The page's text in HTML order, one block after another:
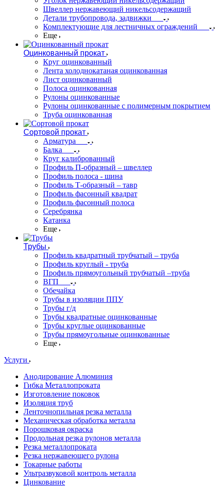
Швеллер нержавеющий никельсодержащий
Детали трубопровода, задвижки
Комплектующие для лестничных ограждений
Еще
Оцинкованный прокат
Круг оцинкованный
Лента холоднокатаная оцинкованная
Лист оцинкованный
Полоса оцинкованная
Рулоны оцинкованные
Рулоны оцинкованные с полимерным покрытием
Труба оцинкованная
Сортовой прокат
Арматура
Балка
Круг калиброванный
Профиль П-образный – швеллер
Профиль полоса - шина
Профиль Т-образный – тавр
Профиль фасонный квадрат
Профиль фасонный полоса
Серебрянка
Катанка
Еще
Трубы
Профиль квадратный трубчатый – труба
Профиль круглый - труба
Профиль прямоугольный трубчатый –труба
ВГП
Обечайка
Трубы в изоляции ППУ
Трубы г/д
Трубы квадратные оцинкованные
Трубы круглые оцинкованные
Трубы прямоугольные оцинкованные
Еще
Услуги
Анодирование Алюминия
Гибка Металлопроката
Изготовление поковок
Изоляция труб
Ленточнопильная резка металла
Механическая обработка металла
Порошковая окраска
Продольная резка рулонов металла
Резка металлопроката
Резка нержавеющего рулона
Токарные работы
Ультразвуковой контроль металла
Цинкование